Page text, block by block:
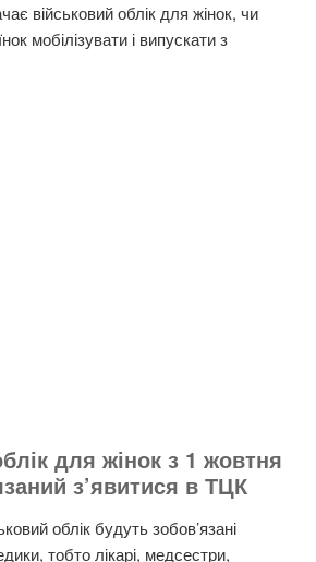
військовий облік для жінок, чи
мобілізувати і випускати з
для жінок з 1 жовтня
з’явитися в ТЦК
облік будуть зобов’язані
тобтолікарі, медсестри,